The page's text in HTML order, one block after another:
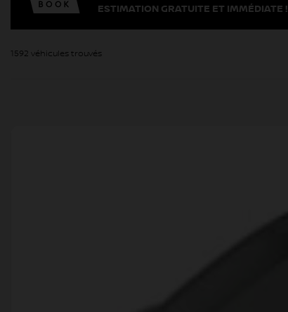
ESTIMATION GRATUITE ET IMMÉDIATE !
1592 véhicules trouvés